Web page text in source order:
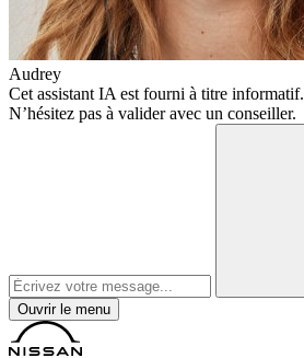
Audrey
Cet assistant IA est fourni à titre informatif.
N’hésitez pas à valider avec un conseiller.
Ouvrir le menu